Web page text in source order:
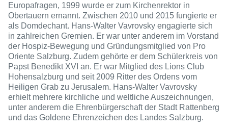
Europafragen, 1999 wurde er zum Kirchenrektor in
Obertauern ernannt. Zwischen 2010 und 2015 fungierte er
als Domdechant. Hans-Walter Vavrovsky engagierte sich
in zahlreichen Gremien. Er war unter anderem im Vorstand
der Hospiz-Bewegung und Gründungsmitglied von Pro
Oriente Salzburg. Zudem gehörte er dem Schülerkreis von
Papst Benedikt XVI an. Er war Mitglied des Lions Club
Hohensalzburg und seit 2009 Ritter des Ordens vom
Heiligen Grab zu Jerusalem. Hans-Walter Vavrovsky
erhielt mehrere kirchliche und weltliche Auszeichnungen,
unter anderem die Ehrenbürgerschaft der Stadt Rattenberg
und das Goldene Ehrenzeichen des Landes Salzburg.